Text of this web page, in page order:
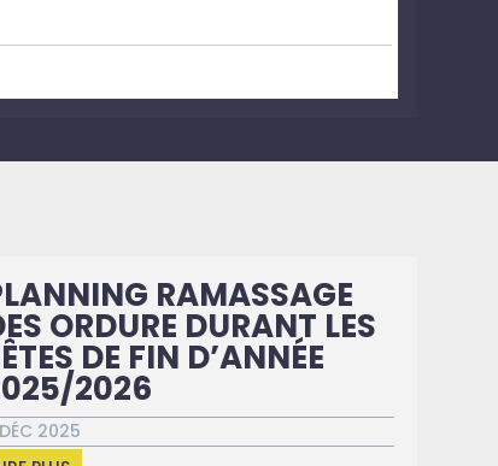
RAMASSAGE
ORDURE DURANT LES
DE FIN D’ANNÉE
2026
2025